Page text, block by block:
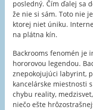
posledný. Čím ďalej sa
že nie si sám. Toto nie
ktorej niet úniku.
na plátna kín.
Backrooms fenomén je
hororovou legendou.
znepokojujúci labyrint,
kancelárske miestnosti
chybu reality,
niečo ešte